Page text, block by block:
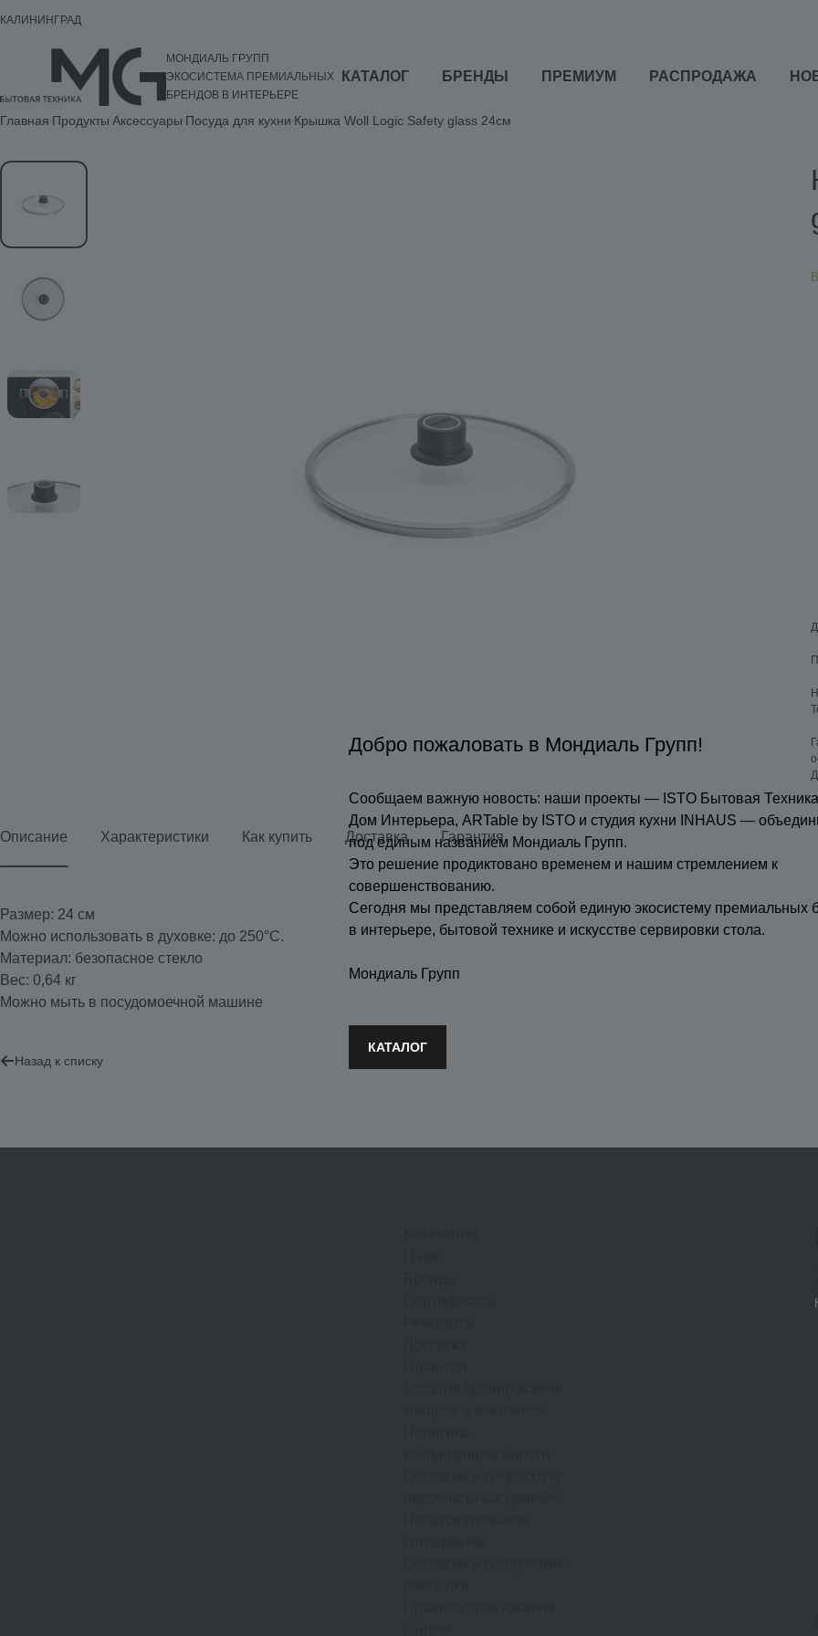
КАЛИНИНГРАД
МОНДИАЛЬ ГРУПП
ЭКОСИСТЕМА ПРЕМИАЛЬНЫХ
БРЕНДОВ В ИНТЕРЬЕРЕ
КАТАЛОГ БРЕНДЫ ПРЕМИУМ РАСПРОДАЖА
Главная Продукты Аксессуары Посуда для кухни Крышка Woll Logic Safety glass 24см
Описание Характеристики Как купить Доставка Гарантия
Размер: 24 см
Можно использовать в духовке: до 250°C.
Материал: безопасное стекло
Вес: 0,64 кг
Можно мыть в посудомоечной машине
Назад к списку
Добро пожаловать в Мондиаль Групп!
Сообщаем важную новость: наши проекты — ISTO Бытовая
Дом Интерьера, ARTable by ISTO и студия кухни INHAUS —
под единым названием Мондиаль Групп.
Это решение продиктовано временем и нашим стремлением к
совершенствованию.
Сегодня мы представляем собой единую экосистему премиальных
в интерьере, бытовой технике и искусстве сервировки стола.
Мондиаль Групп
КАТАЛОГ